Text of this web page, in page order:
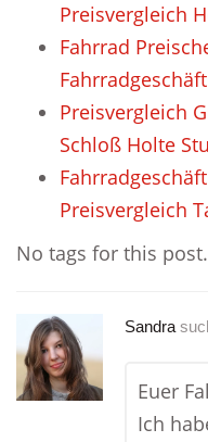
Preisvergleich
Fahrrad
Preisvergleich
Schloß Holte
Preisvergleich
No tags for this post.
Sandra
Euer
Ich